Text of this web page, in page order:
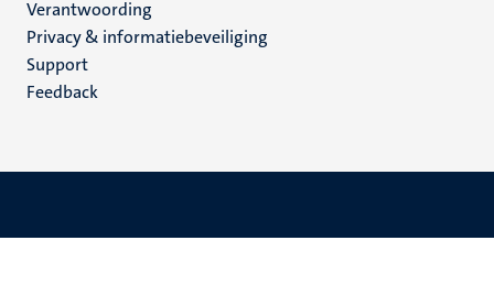
footer
(NL)
Verantwoording
Privacy & informatiebeveiliging
Support
Feedback